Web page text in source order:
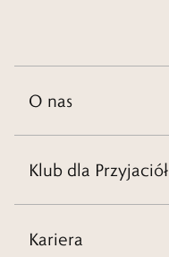
O nas
Klub dla Przyjaciół
Kariera